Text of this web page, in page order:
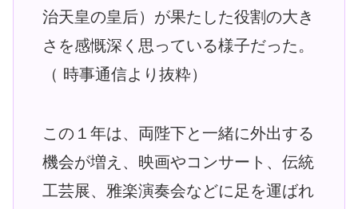
治天皇の皇后）が果たした役割の大き
さを感慨深く思っている様子だった。
（ 時事通信より抜粋）
この１年は、両陛下と一緒に外出する
機会が増え、映画やコンサート、伝統
工芸展、雅楽演奏会などに足を運ばれ